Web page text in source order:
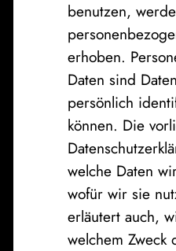
benutzen,
erhoben.
Daten sind
persönlich
können. Die
welche Daten
wofür wir sie
erläutert auch,
welchem Zweck